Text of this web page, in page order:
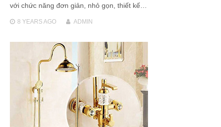
với chức năng đơn giản, nhỏ gọn, thiết kế…
8 YEARSAGO ADMIN